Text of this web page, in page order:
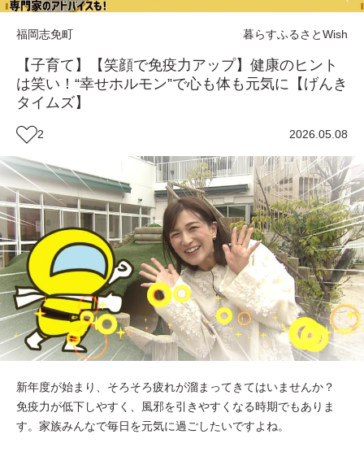
福岡志免町 暮らすふるさとWish
【子育て】【笑顔で免疫力アップ】健康のヒント
は笑い！“幸せホルモン”で心も体も元気に【げんき
タイムズ】
2 2026.05.08
新年度が始まり、そろそろ疲れが溜まってきてはいませんか？
免疫力が低下しやすく、風邪を引きやすくなる時期でもありま
す。家族みんなで毎日を元気に過ごしたいですよね。